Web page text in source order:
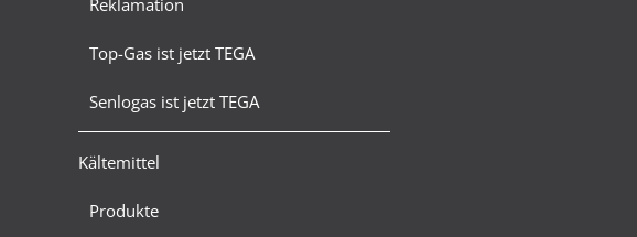
Reklamation
Top-Gas ist jetzt TEGA
Senlogas ist jetzt TEGA
Kältemittel
Produkte